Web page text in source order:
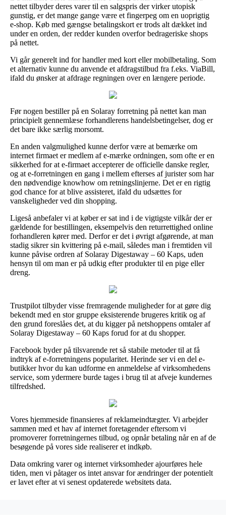
nettet tilbyder deres varer til en salgspris der virker utopisk
gunstig, er det mange gange være et fingerpeg om en uoprigtig
e-shop. Køb med gængse betalingskort er trods alt dækket ind
under en orden, der redder kunden overfor bedrageriske shops
på nettet.
Vi går generelt ind for handler med kort eller mobilbetaling. Som
et alternativ kunne du anvende et afdragstilbud fra f.eks. ViaBill,
ifald du ønsker at afdrage regningen over en længere periode.
Før nogen bestiller på en Solaray forretning på nettet kan man
principielt gennemlæse forhandlerens handelsbetingelser, dog er
det bare ikke særlig morsomt.
En anden valgmulighed kunne derfor være at bemærke om
internet firmaet er medlem af e-mærke ordningen, som ofte er en
sikkerhed for at e-firmaet accepterer de officielle danske regler,
og at e-forretningen en gang i mellem efterses af jurister som har
den nødvendige knowhow om retningslinjerne. Det er en rigtig
god chance for at blive assisteret, ifald du udsættes for
vanskeligheder ved din shopping.
Ligeså anbefaler vi at køber er sat ind i de vigtigste vilkår der er
gældende for bestillingen, eksempelvis den returrettighed online
forhandleren kører med. Derfor er det i øvrigt afgørende, at man
stadig sikrer sin kvittering på e-mail, således man i fremtiden vil
kunne påvise ordren af Solaray Digestaway – 60 Kaps, uden
hensyn til om man er på udkig efter produkter til en pige eller
dreng.
Trustpilot tilbyder visse fremragende muligheder for at gøre dig
bekendt med en stor gruppe eksisterende brugeres kritik og af
den grund foreslåes det, at du kigger på netshoppens omtaler af
Solaray Digestaway – 60 Kaps forud for at du shopper.
Facebook byder på tilsvarende ret så stabile metoder til at få
indtryk af e-forretningens popularitet. Herinde ser vi en del e-
butikker hvor du kan udforme en anmeldelse af virksomhedens
service, som ydermere burde tages i brug til at afveje kundernes
tilfredshed.
Vores hjemmeside finansieres af reklameindtægter. Vi arbejder
sammen med et hav af internet foretagender eftersom vi
promoverer forretningernes tilbud, og opnår betaling når en af de
besøgende på vores side realiserer et indkøb.
Data omkring varer og internet virksomheder ajourføres hele
tiden, men vi påtager os intet ansvar for ændringer der potentielt
er lavet efter at vi senest opdaterede websitets data.